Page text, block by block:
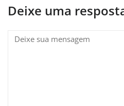
Deixe uma